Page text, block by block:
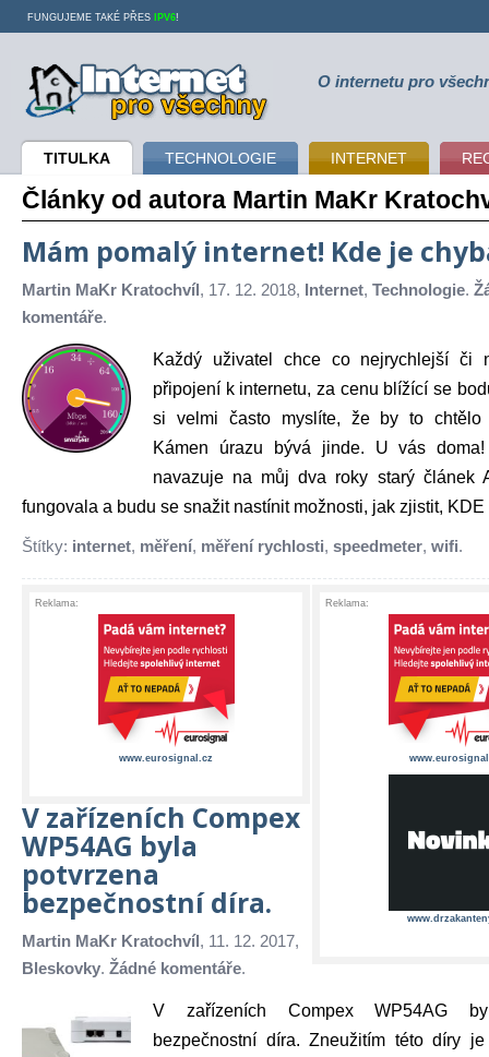
Internet pro všechny O internetu pro
TITULKA TECHNOLOGIE INTERNET
FUNGUJEME TAKÉ PŘES IPV6!
Články od autora Martin MaKr
Mám pomalý internet! Kde je
Martin MaKr Kratochvíl , 17. 12. 2018, Internet, Technologie.
komentáře.
Každý uživatel chce co nejrychlejší či
připojení k internetu, za cenu blížící se
si velmi často myslíte, že by to chtělo
Kámen úrazu bývá jinde. U vás
navazuje na můj dva roky starý článek
fungovala a budu se snažit nastínit možnosti, jak zjistit, KDE
Štítky: internet, měření, měření rychlosti, speedmeter, wifi.
Reklama:
www.eurosignal.cz
Reklama:
V zařízeních Compex
WP54AG byla
potvrzena
bezpečnostní díra.
Martin MaKr Kratochvíl , 11. 12. 2017,
Bleskovky. Žádné komentáře.
V zařízeních Compex WP54AG
bezpečnostní díra. Zneužitím této díry